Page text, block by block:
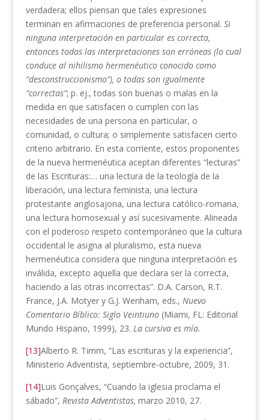
verdadera; ellos piensan que tales expresiones
terminan en afirmaciones de preferencia personal. Si
ninguna interpretación en particular es correcta,
entonces todas las interpretaciones son erróneas (lo cual
conduce al nihilismo hermenéutico conocido como
“desconstruccionismo”), o todas son igualmente
“correctas”; p. ej., todas son buenas o malas en la
medida en que satisfacen o cumplen con las
necesidades de una persona en particular, o
comunidad, o cultura; o simplemente satisfacen cierto
criterio arbitrario. En esta corriente, estos proponentes
de la nueva hermenéutica aceptan diferentes “lecturas”
de las Escrituras:… una lectura de la teología de la
liberación, una lectura feminista, una lectura
protestante anglosajona, una lectura católico-romana,
una lectura homosexual y así sucesivamente. Alineada
con el poderoso respeto contemporáneo que la cultura
occidental le asigna al pluralismo, esta nueva
hermenéutica considera que ninguna interpretación es
inválida, excepto aquella que declara ser la correcta,
haciendo a las otras incorrectas”. D.A. Carson, R.T.
France, J.A. Motyer y G.J. Wenham, eds., Nuevo
Comentario Bíblico: Siglo Veintiuno(Miami, FL: Editorial
Mundo Hispano, 1999), 23. La cursiva es mía.
[13]Alberto R. Timm, “Las escrituras y la experiencia”,
Ministerio Adventista, septiembre-octubre, 2009, 31.
[14]Luis Gonçalves, “Cuando la iglesia proclama el
sábado”, Revista Adventistas, marzo 2010, 27.